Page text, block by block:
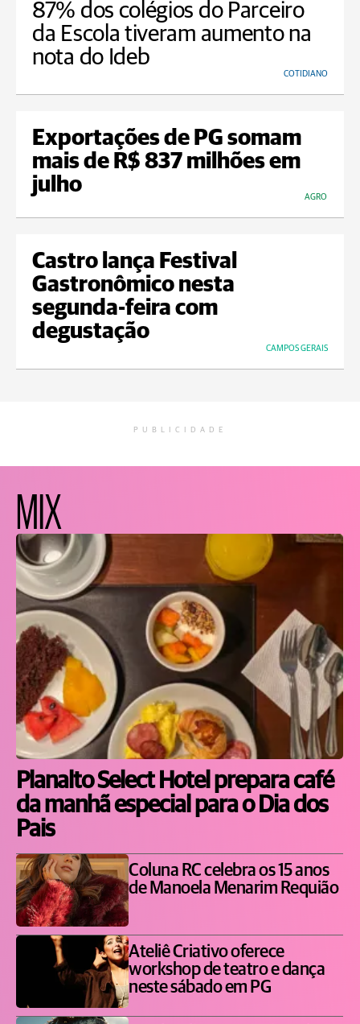
87% dos colégios do Parceiro
da Escola tiveram aumento na
nota do Ideb
COTIDIANO
Exportações de PG somam
mais de R$ 837 milhões em
julho
AGRO
Castro lança Festival
Gastronômico nesta
segunda-feira com
degustação
CAMPOS GERAIS
PUBLICIDADE
MIX
Planalto Select Hotel prepara café
da manhã especial para o Dia dos
Pais
Coluna RC celebra os 15 anos
de Manoela Menarim Requião
Ateliê Criativo oferece
workshop de teatro e dança
neste sábado em PG